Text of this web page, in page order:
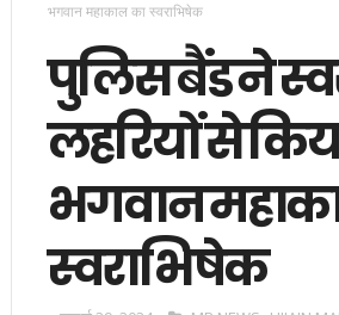
भगवान महाकाल का स्वराभिषेक
पुलिस बैंड ने
लहरियों से
भगवान
स्वराभिषेक